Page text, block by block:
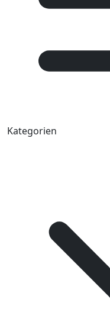
Kategorien